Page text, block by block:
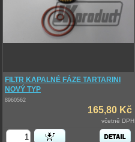
FILTR KAPALNÉ FÁZE TARTARINI
NOVÝ TYP
8960562
165,80 Kč
včetně DPH